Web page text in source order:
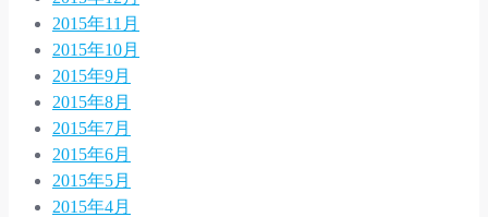
2015年11月
2015年10月
2015年9月
2015年8月
2015年7月
2015年6月
2015年5月
2015年4月